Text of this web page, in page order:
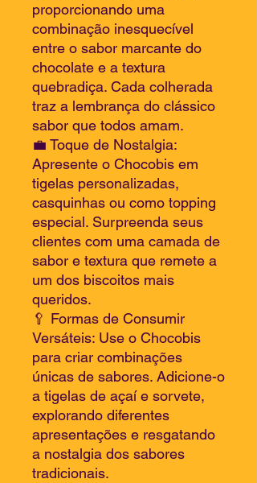
proporcionando uma
combinação inesquecível
entre o sabor marcante do
chocolate e a textura
quebradiça. Cada colherada
traz a lembrança do clássico
sabor que todos amam.
💼 Toque de Nostalgia:
Apresente o Chocobis em
tigelas personalizadas,
casquinhas ou como topping
especial. Surpreenda seus
clientes com uma camada de
sabor e textura que remete a
um dos biscoitos mais
queridos.
🥄 Formas de Consumir
Versáteis: Use o Chocobis
para criar combinações
únicas de sabores. Adicione-o
a tigelas de açaí e sorvete,
explorando diferentes
apresentações e resgatando
a nostalgia dos sabores
tradicionais.